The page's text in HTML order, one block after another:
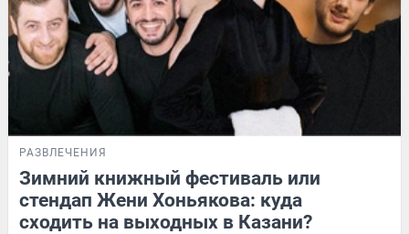
РАЗВЛЕЧЕНИЯ
Зимний книжный фестиваль или
стендап Жени Хоньякова: куда
сходить на выходных в Казани?